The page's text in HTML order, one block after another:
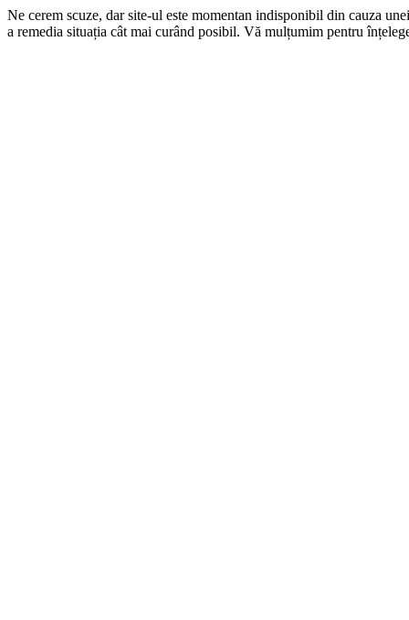
Ne cerem scuze, dar site-ul este momentan indisponibil din cauza
a remedia situația cât mai curând posibil. Vă mulțumim pentru